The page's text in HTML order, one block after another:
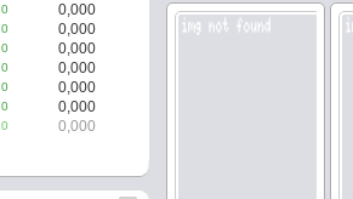
0
0,000
0
0,000
0
0,000
0
0,000
0
0,000
0
0,000
0
0,000